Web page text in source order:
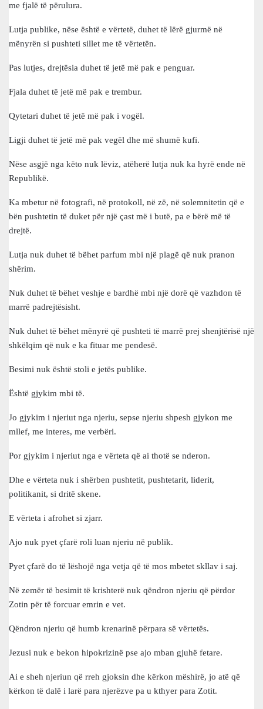
me fjalë të përulura.
Lutja publike, nëse është e vërtetë, duhet të lërë gjurmë në
mënyrën si pushteti sillet me të vërtetën.
Pas lutjes, drejtësia duhet të jetë më pak e penguar.
Fjala duhet të jetë më pak e trembur.
Qytetari duhet të jetë më pak i vogël.
Ligji duhet të jetë më pak vegël dhe më shumë kufi.
Nëse asgjë nga këto nuk lëviz, atëherë lutja nuk ka hyrë ende në
Republikë.
Ka mbetur në fotografi, në protokoll, në zë, në solemnitetin që e
bën pushtetin të duket për një çast më i butë, pa e bërë më të
drejtë.
Lutja nuk duhet të bëhet parfum mbi një plagë që nuk pranon
shërim.
Nuk duhet të bëhet veshje e bardhë mbi një dorë që vazhdon të
marrë padrejtësisht.
Nuk duhet të bëhet mënyrë që pushteti të marrë prej shenjtërisë një
shkëlqim që nuk e ka fituar me pendesë.
Besimi nuk është stoli e jetës publike.
Është gjykim mbi të.
Jo gjykim i njeriut nga njeriu, sepse njeriu shpesh gjykon me
mllef, me interes, me verbëri.
Por gjykim i njeriut nga e vërteta që ai thotë se nderon.
Dhe e vërteta nuk i shërben pushtetit, pushtetarit, liderit,
politikanit, si dritë skene.
E vërteta i afrohet si zjarr.
Ajo nuk pyet çfarë roli luan njeriu në publik.
Pyet çfarë do të lëshojë nga vetja që të mos mbetet skllav i saj.
Në zemër të besimit të krishterë nuk qëndron njeriu që përdor
Zotin për të forcuar emrin e vet.
Qëndron njeriu që humb krenarinë përpara së vërtetës.
Jezusi nuk e bekon hipokrizinë pse ajo mban gjuhë fetare.
Ai e sheh njeriun që rreh gjoksin dhe kërkon mëshirë, jo atë që
kërkon të dalë i larë para njerëzve pa u kthyer para Zotit.